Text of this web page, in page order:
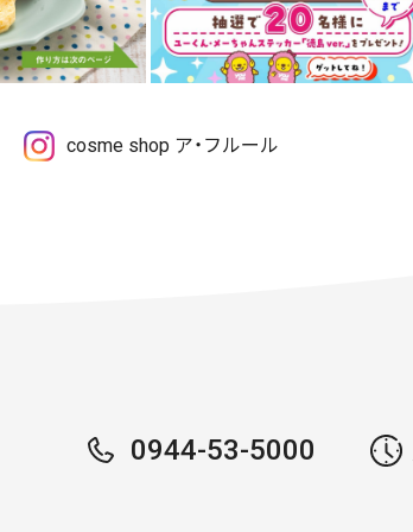
cosme shop ア・フルール
0944-53-5000